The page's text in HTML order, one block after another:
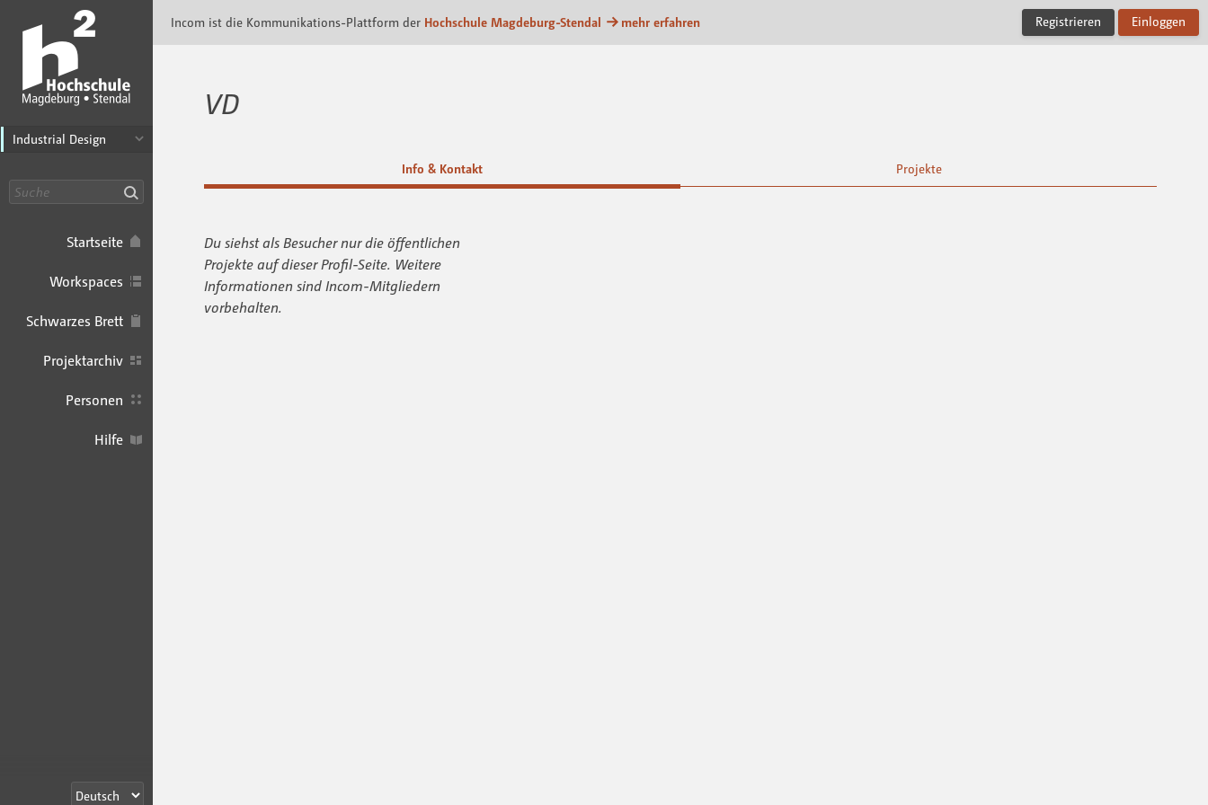
Industrial Design
Startseite
Workspaces
Schwarzes Brett
Projektarchiv
Personen
Hilfe
Incom ist die Kommunikations-Plattform der Hochschule Magdeburg-Stendal mehr erfahren Registrieren Einloggen
VD
Info & Kontakt Projekte
Du siehst als Besucher nur die öffentlichen
Projekte auf dieser Profil-Seite. Weitere
Informationen sind Incom-Mitgliedern
vorbehalten.